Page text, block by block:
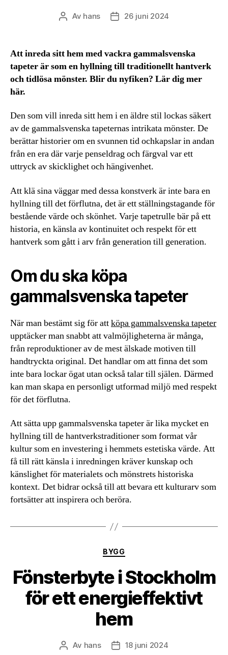
Inläggsförfattare
Av hans Inläggsdatum
26 juni 2024
Att inreda sitt hem med vackra gammalsvenska
tapeter är som en hyllning till traditionellt hantverk
och tidlösa mönster. Blir du nyfiken? Lär dig mer
här.
Den som vill inreda sitt hem i en äldre stil lockas säkert
av de gammalsvenska tapeternas intrikata mönster. De
berättar historier om en svunnen tid ochkapslar in andan
från en era där varje penseldrag och färgval var ett
uttryck av skicklighet och hängivenhet.
Att klä sina väggar med dessa konstverk är inte bara en
hyllning till det förflutna, det är ett ställningstagande för
bestående värde och skönhet. Varje tapetrulle bär på ett
historia, en känsla av kontinuitet och respekt för ett
hantverk som gått i arv från generation till generation.
Om du ska köpa
gammalsvenska tapeter
När man bestämt sig för attköpa gammalsvenska tapeter
upptäcker man snabbt att valmöjligheterna är många,
från reproduktioner av de mest älskade motiven till
handtryckta original. Det handlar om att finna det som
inte bara lockar ögat utan också talar till själen. Därmed
kan man skapa en personligt utformad miljö med respekt
för det förflutna.
Att sätta upp gammalsvenska tapeter är lika mycket en
hyllning till de hantverkstraditioner som format vår
kultur som en investering i hemmets estetiska värde. Att
få till rätt känsla i inredningen kräver kunskap och
känslighet för materialets och mönstrets historiska
kontext. Det bidrar också till att bevara ett kulturarv som
fortsätter att inspirera och beröra.
Kategorier
BYGG
Fönsterbyte i Stockholm
för ett energieffektivt
hem
Inläggsförfattare
Av hans Inläggsdatum
18 juni 2024